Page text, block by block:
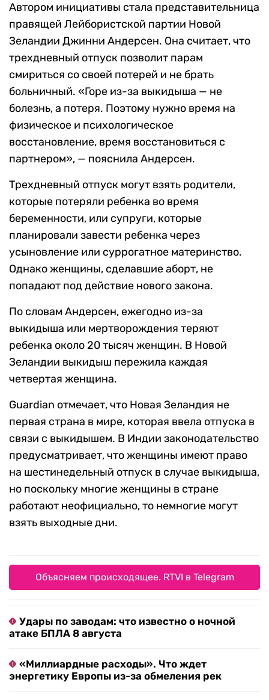
Автором инициативы стала представительница
правящей Лейбористской партии Новой
Зеландии Джинни Андерсен. Она считает, что
трехдневный отпуск позволит парам
смириться со своей потерей и не брать
больничный. «Горе из-за выкидыша — не
болезнь, а потеря. Поэтому нужно время на
физическое и психологическое
восстановление, время восстановиться с
партнером», — пояснила Андерсен.
Трехдневный отпуск могут взять родители,
которые потеряли ребенка во время
беременности, или супруги, которые
планировали завести ребенка через
усыновление или суррогатное материнство.
Однако женщины, сделавшие аборт, не
попадают под действие нового закона.
По словам Андерсен, ежегодно из-за
выкидыша или мертворождения теряют
ребенка около 20 тысяч женщин. В Новой
Зеландии выкидыш пережила каждая
четвертая женщина.
Guardian отмечает, что Новая Зеландия не
первая страна в мире, которая ввела отпуска в
связи с выкидышем. В Индии законодательство
предусматривает, что женщины имеют право
на шестинедельный отпуск в случае выкидыша,
но поскольку многие женщины в стране
работают неофициально, то немногие могут
взять выходные дни.
Объясняем происходящее. RTVI в Telegram
Удары по заводам: что известно о ночной
атаке БПЛА 8 августа
«Миллиардные расходы». Что ждет
энергетику Европы из-за обмеления рек